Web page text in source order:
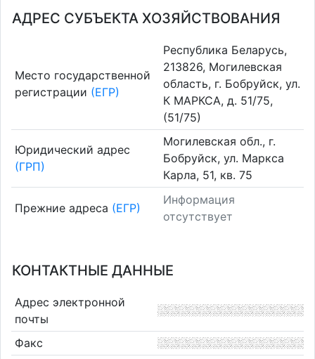
АДРЕС СУБЪЕКТА ХОЗЯЙСТВОВАНИЯ
Место государственной
регистрации (ЕГР)
Республика Беларусь,
213826, Могилевская
область, г. Бобруйск, ул.
К МАРКСА, д. 51/75,
(51/75)
Юридический адрес
(ГРП)
Могилевская обл., г.
Бобруйск, ул. Маркса
Карла, 51, кв. 75
Прежние адреса (ЕГР)
Информация
отсутствует
КОНТАКТНЫЕ ДАННЫЕ
Адрес электронной
почты
Факс